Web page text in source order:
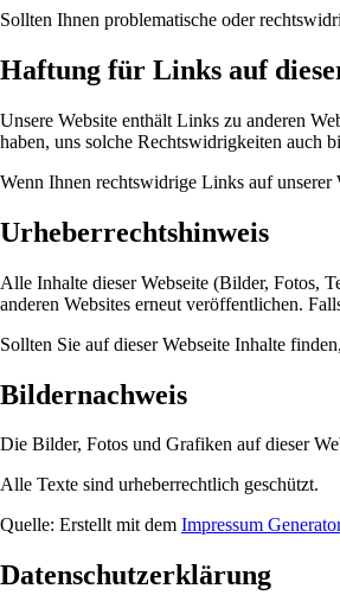
Sollten Ihnen problematische oder
Haftung für Links auf
Unsere Website enthält Links zu anderen
haben, uns solche Rechtswidrigkeiten auch
Wenn Ihnen rechtswidrige Links auf
Urheberrechtshinweis
Alle Inhalte dieser Webseite (Bilder, Fotos,
anderen Websites erneut veröffentlichen.
Sollten Sie auf dieser Webseite Inhalte
Bildernachweis
Die Bilder, Fotos und Grafiken auf dieser
Alle Texte sind urheberrechtlich geschützt.
Quelle: Erstellt mit dem Impressum
Datenschutzerklärung